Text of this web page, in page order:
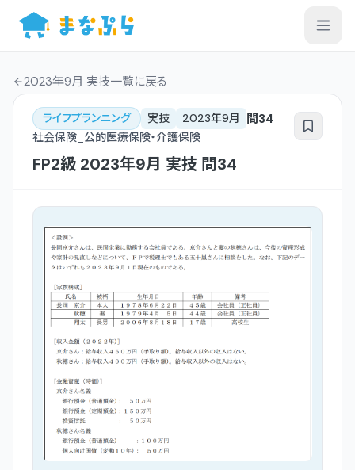
2023年9月 実技一覧に戻る
ライフプランニング 実技 2023年9月 問34
社会保険_公的医療保険・介護保険
FP2級 2023年9月 実技 問34